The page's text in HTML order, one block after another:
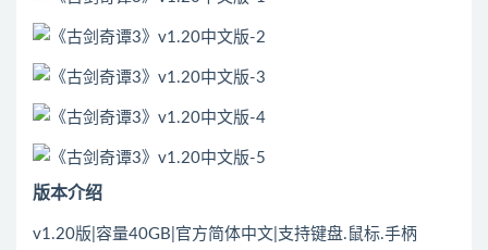
版本介绍
v1.20版|容量40GB|官方简体中文|支持键盘.鼠标.手柄